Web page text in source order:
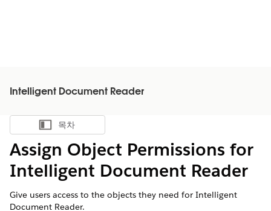
Intelligent Document Reader
목차 표시
목차
Assign Object Permissions for
Intelligent Document Reader
Give users access to the objects they need for Intelligent
Document Reader.